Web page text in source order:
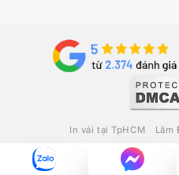
In vải tại TpHCM Lâm
2012 - 2026 ©
Công Ty TNHH Fika Việt Nam
–